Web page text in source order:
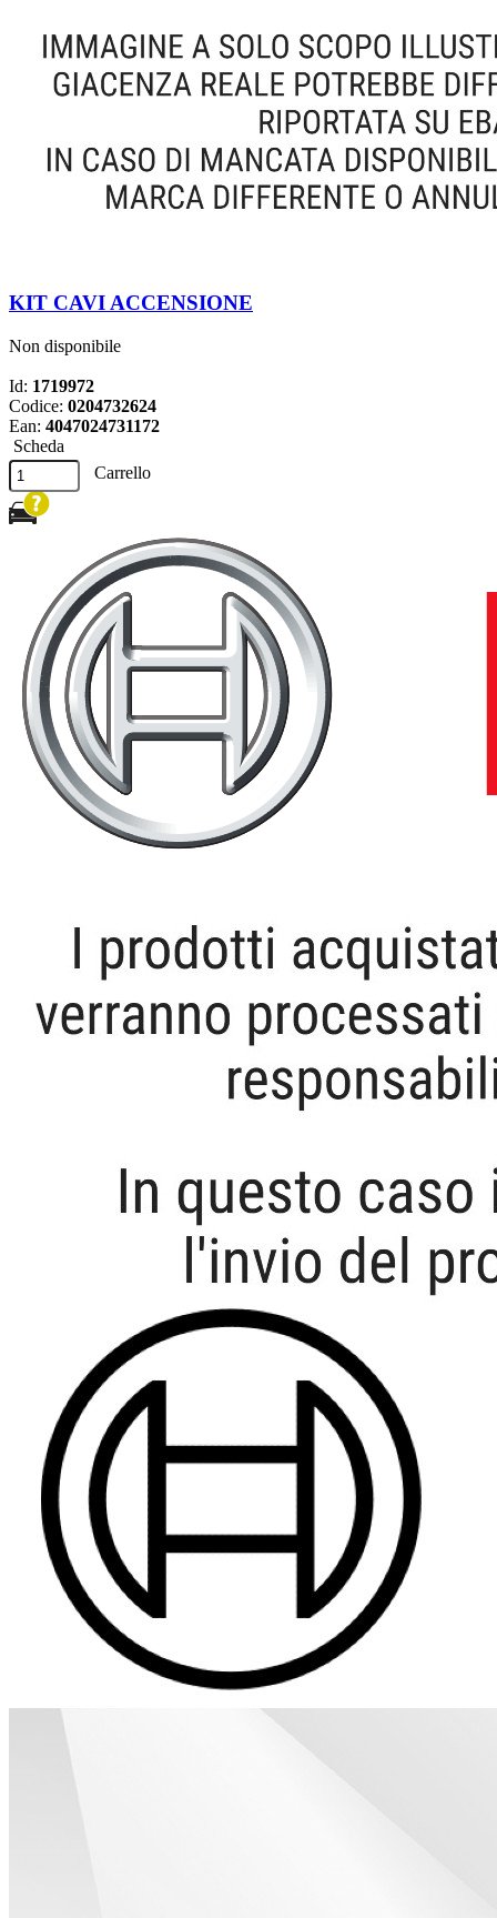
KIT CAVI ACCENSIONE
Non disponibile
Id: 1719972
Codice: 0204732624
Ean: 4047024731172
Scheda
Carrello